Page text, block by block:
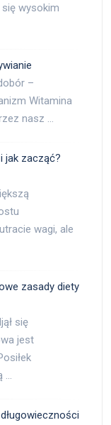
wysokim
–
Witamina
nasz …
jak zacząć?
wagi, ale
zasady diety
się
jest
…